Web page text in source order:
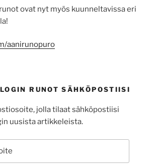
ovat nyt myös kuunneltavissa eri
aanirunopuro
RUNOT SÄHKÖPOSTIISI
jolla tilaat sähköpostiisi
uusista artikkeleista.